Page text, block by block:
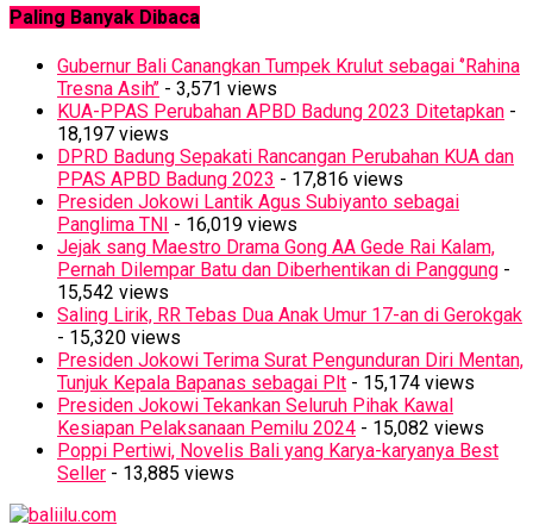
Paling Banyak Dibaca
Gubernur Bali Canangkan Tumpek Krulut sebagai ‘’Rahina
Tresna Asih’’ - 3,571 views
KUA-PPAS Perubahan APBD Badung 2023 Ditetapkan -
18,197 views
DPRD Badung Sepakati Rancangan Perubahan KUA dan
PPAS APBD Badung 2023 - 17,816 views
Presiden Jokowi Lantik Agus Subiyanto sebagai
Panglima TNI - 16,019 views
Jejak sang Maestro Drama Gong AA Gede Rai Kalam,
Pernah Dilempar Batu dan Diberhentikan di Panggung -
15,542 views
Saling Lirik, RR Tebas Dua Anak Umur 17-an di Gerokgak
- 15,320 views
Presiden Jokowi Terima Surat Pengunduran Diri Mentan,
Tunjuk Kepala Bapanas sebagai Plt - 15,174 views
Presiden Jokowi Tekankan Seluruh Pihak Kawal
Kesiapan Pelaksanaan Pemilu 2024 - 15,082 views
Poppi Pertiwi, Novelis Bali yang Karya-karyanya Best
Seller - 13,885 views